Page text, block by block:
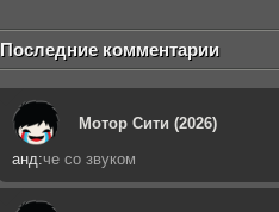
Последние комментарии
Мотор Сити (2026)
анд:че со звуком